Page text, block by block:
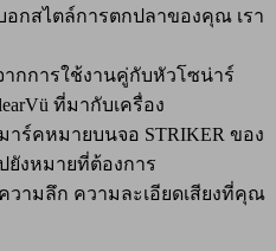
กสไตล์การตกปลาของคุณ เรา
กการใช้งานคู่กับหัวโซน่าร์
ที่มากับเครื่อง
าร์คหมายบนจอ STRIKER ของ
ยังหมายที่ต้องการ
วามลึก ความละเอียดเสียงที่คุณ